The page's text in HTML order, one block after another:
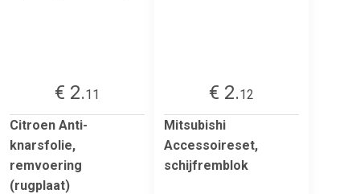
€ 2.11
Citroen Anti-
knarsfolie,
remvoering
(rugplaat)
€ 2.12
Mitsubishi
Accessoireset,
schijfremblok